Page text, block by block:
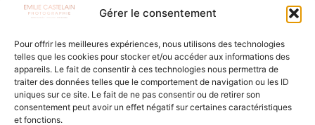
Gérer le consentement
Pour offrir les meilleures expériences, nous utilisons des technologies
telles que les cookies pour stocker et/ou accéder aux informations des
appareils. Le fait de consentir à ces technologies nous permettra de
traiter des données telles que le comportement de navigation ou les ID
uniques sur ce site. Le fait de ne pas consentir ou de retirer son
consentement peut avoir un effet négatif sur certaines caractéristiques
et fonctions.
Bébé
Portfolio
Famille
Blog
L’expérience
L’expérience
famille
Produits
d’art